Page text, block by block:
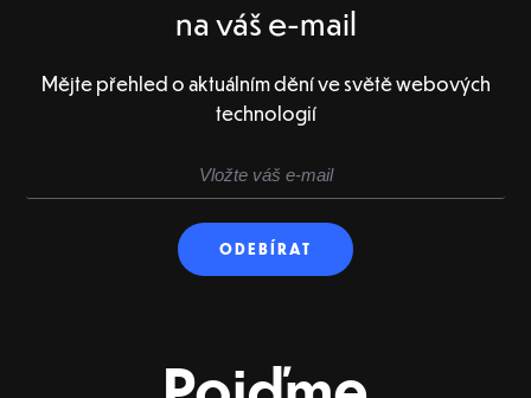
na váš e-mail
Mějte přehled o aktuálním dění ve světě webových
technologií